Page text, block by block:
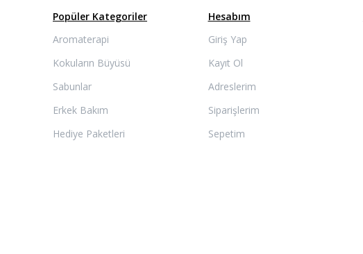
Popüler Kategoriler
Aromaterapi
Kokuların Büyüsü
Sabunlar
Erkek Bakım
Hediye Paketleri
Hesabım
Giriş Yap
Kayıt Ol
Adreslerim
Siparişlerim
Sepetim